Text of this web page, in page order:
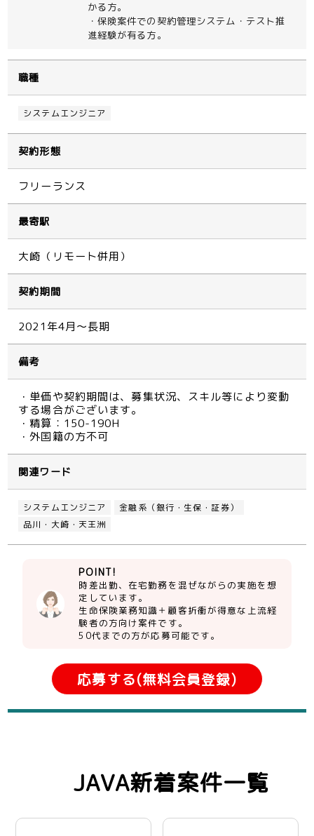
かる方。
・保険案件での契約管理システム・テスト推
進経験が有る方。
職種
システムエンジニア
契約形態
フリーランス
最寄駅
大崎（リモート併用）
契約期間
2021年4月～長期
備考
・単価や契約期間は、募集状況、スキル等により変動
する場合がございます。
・精算：150-190H
・外国籍の方不可
関連ワード
システムエンジニア
金融系（銀行・生保・証券）
品川・大崎・天王洲
POINT!
時差出勤、在宅勤務を混ぜながらの実施を想
定しています。
生命保険業務知識＋顧客折衝が得意な上流経
験者の方向け案件です。
50代までの方が応募可能です。
応募する(無料会員登録)
JAVA新着案件一覧